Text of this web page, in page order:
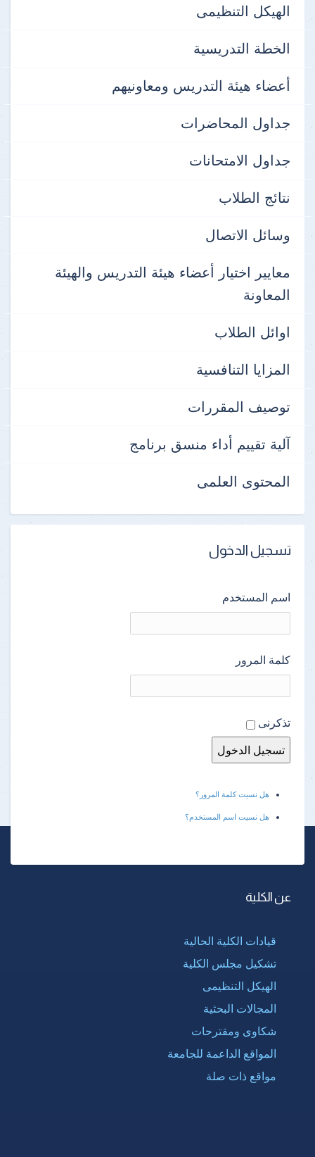
الهيكل التنظيمى
الخطة التدريسية
أعضاء هيئة التدريس ومعاونيهم
جداول المحاضرات
جداول الامتحانات
نتائج الطلاب
وسائل الاتصال
معايير اختيار أعضاء هيئة التدريس والهيئة
المعاونة
اوائل الطلاب
المزايا التنافسية
توصيف المقررات
آلية تقييم أداء منسق برنامج
المحتوى العلمى
تسجيل الدخول
اسم المستخدم
كلمة المرور
تذكرنى
هل نسيت كلمة المرور؟
هل نسيت اسم المستخدم؟
عن الكلية
قيادات الكلية الحالية
تشكيل مجلس الكلية
الهيكل التنظيمى
المجالات البحثية
شكاوى ومقترحات
المواقع الداعمة للجامعة
مواقع ذات صلة